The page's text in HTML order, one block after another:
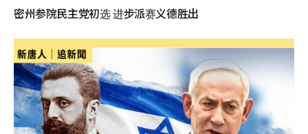
密州参院民主党初选 进步派赛义德胜出